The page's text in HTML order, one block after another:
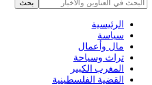
الرئيسية
سياسة
مال وأعمال
تراث وسياحة
المغرب الكبير
القضية الفلسطينية